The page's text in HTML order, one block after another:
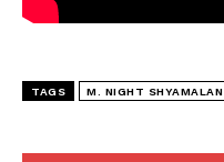
TAGS M. NIGHT SHYAMALAN